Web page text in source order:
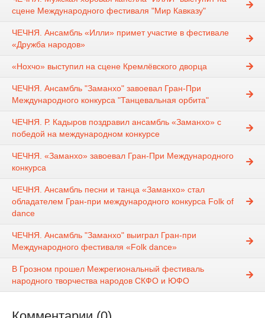
сцене Международного фестиваля "Мир Кавказу"
ЧЕЧНЯ. Ансамбль «Илли» примет участие в фестивале
«Дружба народов»
«Нохчо» выступил на сцене Кремлёвского дворца
ЧЕЧНЯ. Ансамбль "Заманхо" завоевал Гран-При
Международного конкурса "Танцевальная орбита"
ЧЕЧНЯ. Р. Кадыров поздравил ансамбль «Заманхо» с
победой на международном конкурсе
ЧЕЧНЯ. «Заманхо» завоевал Гран-При Международного
конкурса
ЧЕЧНЯ. Ансамбль песни и танца «Заманхо» стал
обладателем Гран-при международного конкурса Folk of
dance
ЧЕЧНЯ. Ансамбль "Заманхо" выиграл Гран-при
Международного фестиваля «Folk dance»
В Грозном прошел Межрегиональный фестиваль
народного творчества народов СКФО и ЮФО